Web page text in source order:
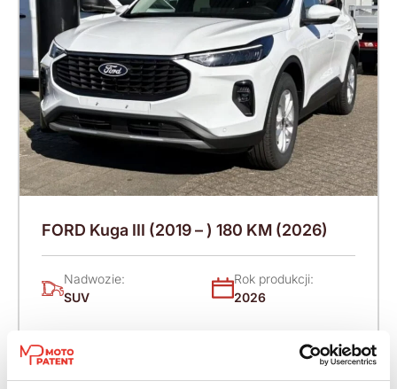
FORD Kuga III (2019 – ) 180 KM (2026)
Nadwozie:
SUV
Rok produkcji:
2026
Na przód
Automatyczna